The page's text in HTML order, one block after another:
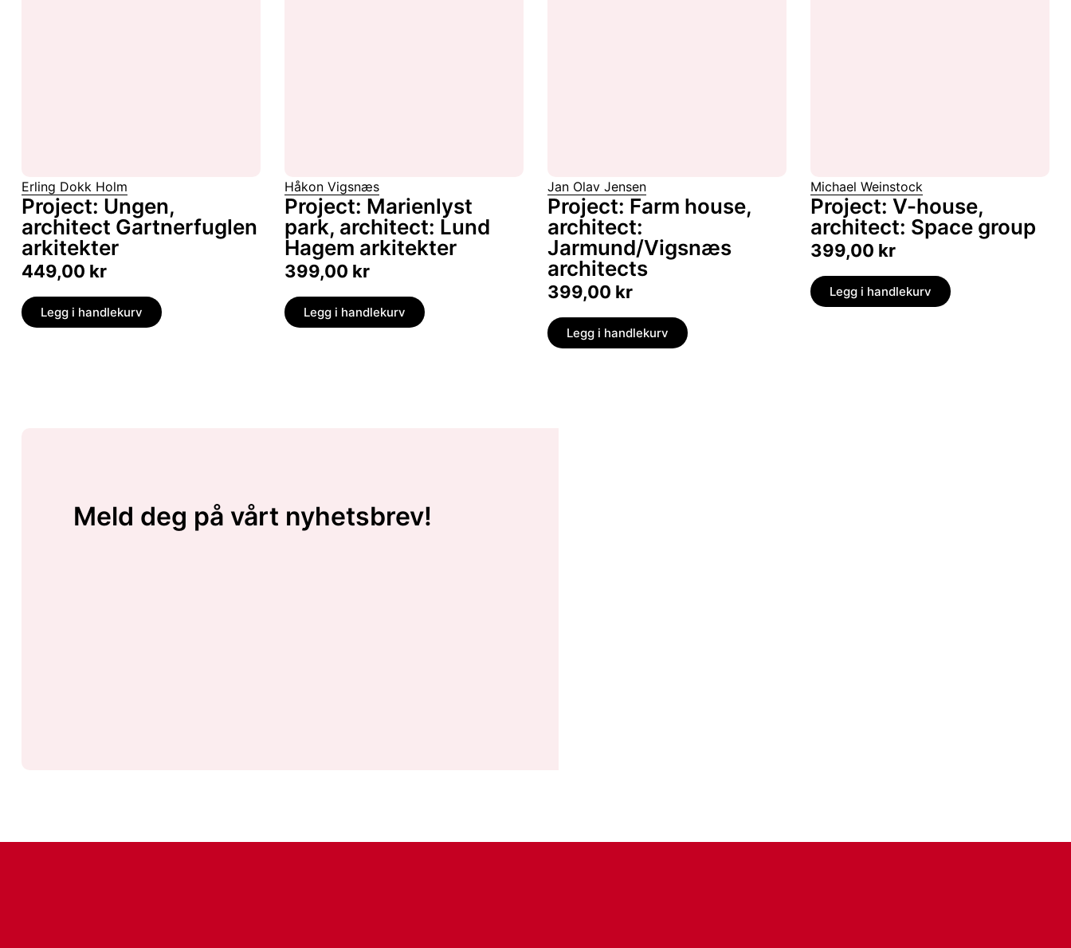
Erling Dokk Holm
Project: Ungen,
architect Gartnerfuglen
arkitekter
449,00 kr
Legg i handlekurv
Håkon Vigsnæs
Project: Marienlyst
park, architect: Lund
Hagem arkitekter
399,00 kr
Legg i handlekurv
Jan Olav Jensen
Project: Farm house,
architect:
Jarmund/Vigsnæs
architects
399,00 kr
Legg i handlekurv
Michael Weinstock
Project: V-house,
architect: Space group
399,00 kr
Legg i handlekurv
Meld deg på vårt nyhetsbrev!